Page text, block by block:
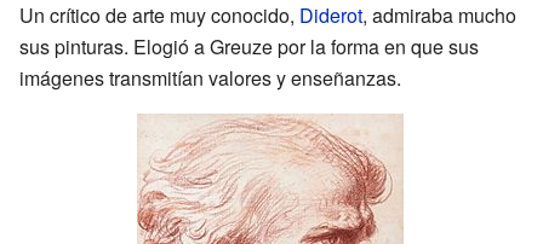
Un crítico de arte muy conocido, Diderot, admiraba mucho
sus pinturas. Elogió a Greuze por la forma en que sus
imágenes transmitían valores y enseñanzas.